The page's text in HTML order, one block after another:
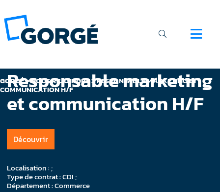
GORGÉ>NOUS REJOINDRE>RESPONSABLE MARKETING ET
COMMUNICATION H/F
Responsable marketing
et communication H/F
Découvrir
Localisation : ;
Type de contrat : CDI ;
Département : Commerce